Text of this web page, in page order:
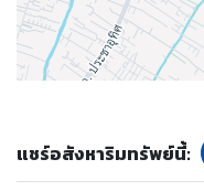
แชร์อสังหาริมทรัพย์นี้: